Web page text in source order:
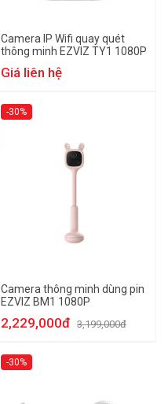
Camera IP Wifi quay quét
thông minh EZVIZ TY1 1080P
Giá liên hệ
-30%
Camera thông minh dùng pin
EZVIZ BM1 1080P
2,229,000đ 3,199,000đ
-30%